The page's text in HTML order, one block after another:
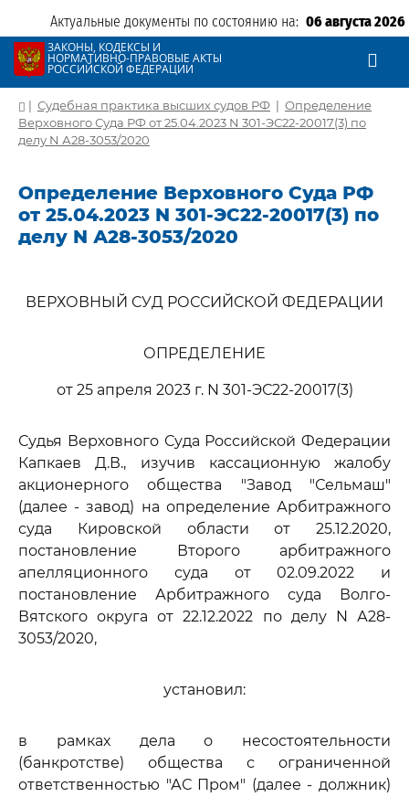
Актуальные документы по состоянию на: 06 августа 2026
ЗАКОНЫ, КОДЕКСЫ И
НОРМАТИВНО-ПРАВОВЫЕ АКТЫ
РОССИЙСКОЙ ФЕДЕРАЦИИ
| Судебная практика высших судов РФ | Определение
Верховного Суда РФ от 25.04.2023 N 301-ЭС22-20017(3) по
делу N А28-3053/2020
Определение Верховного Суда РФ
от 25.04.2023 N 301-ЭС22-20017(3) по
делу N А28-3053/2020
ВЕРХОВНЫЙ СУД РОССИЙСКОЙ ФЕДЕРАЦИИ
ОПРЕДЕЛЕНИЕ
от 25 апреля 2023 г. N 301-ЭС22-20017(3)
Судья Верховного Суда Российской Федерации
Капкаев Д.В., изучив кассационную жалобу
акционерного общества "Завод "Сельмаш"
(далее - завод) на определение Арбитражного
суда Кировской области от 25.12.2020,
постановление Второго арбитражного
апелляционного суда от 02.09.2022 и
постановление Арбитражного суда Волго-
Вятского округа от 22.12.2022 по делу N А28-
3053/2020,
установил:
в рамках дела о несостоятельности
(банкротстве) общества с ограниченной
ответственностью "АС Пром" (далее - должник)